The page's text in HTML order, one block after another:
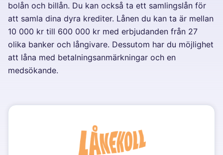
bolån och billån. Du kan också ta ett samlingslån för
att samla dina dyra krediter. Lånen du kan ta är mellan
10 000 kr till 600 000 kr med erbjudanden från 27
olika banker och långivare. Dessutom har du möjlighet
att låna med betalningsanmärkningar och en
medsökande.